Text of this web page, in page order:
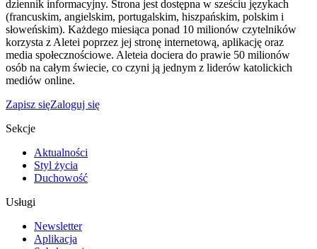
dziennik informacyjny. Strona jest dostępna w sześciu językach
(francuskim, angielskim, portugalskim, hiszpańskim, polskim i
słoweńskim). Każdego miesiąca ponad 10 milionów czytelników
korzysta z Aletei poprzez jej stronę internetową, aplikację oraz
media społecznościowe. Aleteia dociera do prawie 50 milionów
osób na całym świecie, co czyni ją jednym z liderów katolickich
mediów online.
Zapisz sięZaloguj się
Sekcje
Aktualności
Styl życia
Duchowość
Usługi
Newsletter
Aplikacja